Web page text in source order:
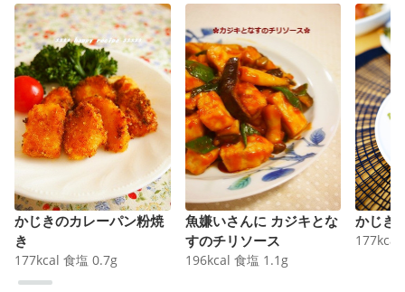
かじきのカレーパン粉焼
き
177kcal 食塩 0.7g
魚嫌いさんに カジキとな
すのチリソース
196kcal 食塩 1.1 g
かじき
177kcal